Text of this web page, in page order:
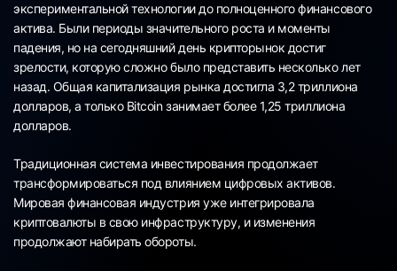
экспериментальной технологии до полноценного финансового
актива. Были периоды значительного роста и моменты
падения, но на сегодняшний день крипторынок достиг
зрелости, которую сложно было представить несколько лет
назад. Общая капитализация рынка достигла 3,2 триллиона
долларов, а только Bitcoin занимает более 1,25 триллиона
долларов.
Традиционная система инвестирования продолжает
трансформироваться под влиянием цифровых активов.
Мировая финансовая индустрия уже интегрировала
криптовалюты в свою инфраструктуру, и изменения
продолжают набирать обороты.